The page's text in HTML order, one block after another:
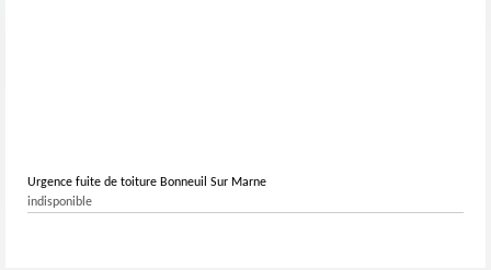
Urgence fuite de toiture Bonneuil Sur Marne
indisponible